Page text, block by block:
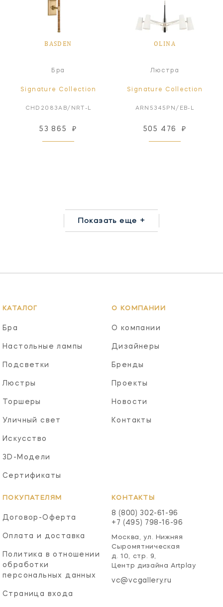
BASDEN
Бра
Signature Collection
CHD2083AB/NRT-L
53 865 ₽
OLINA
Люстра
Signature Collection
ARN5345PN/EB-L
505 476 ₽
Показать еще +
КАТАЛОГ
Бра
Настольные лампы
Подсветки
Люстры
Торшеры
Уличный свет
Искусство
3D-Модели
Сертификаты
О КОМПАНИИ
О компании
Дизайнеры
Бренды
Проекты
Новости
Контакты
ПОКУПАТЕЛЯМ
Договор-Оферта
Оплата и доставка
Политика в отношении
обработки
персональных данных
Страница входа
КОНТАКТЫ
8 (800) 302-61-96
+7 (495) 798-16-96
Москва, ул. Нижняя
Сыромятническая
д. 10, стр. 9,
Центр дизайна Artplay
vc@vcgallery.ru